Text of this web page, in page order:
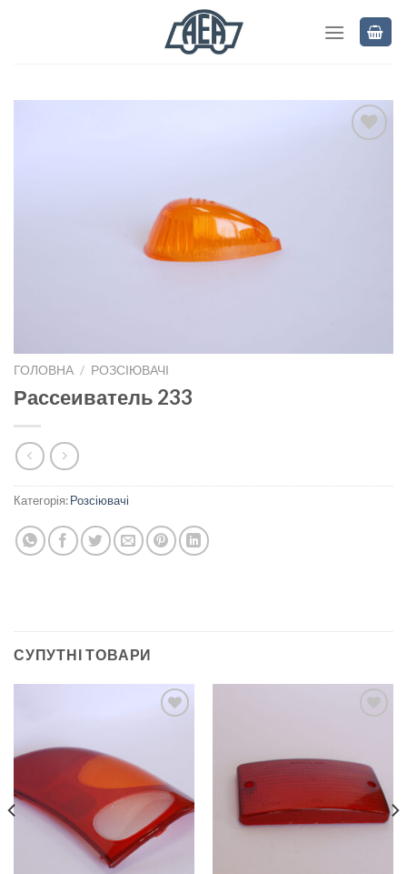
ГОЛОВНА / РОЗСІЮВАЧІ
Рассеиватель 233
Категорія:Розсіювачі
СУПУТНІ ТОВАРИ
wishlist
Add to
wishlist